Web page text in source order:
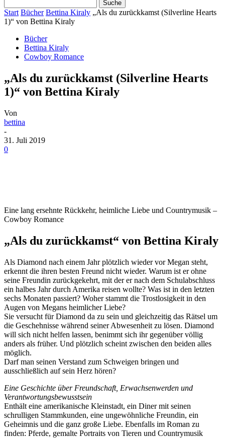
Start Bücher Bettina Kiraly „Als du zurückkamst (Silverline Hearts
1)“ von Bettina Kiraly
Bücher
Bettina Kiraly
Cowboy Romance
„Als du zurückkamst (Silverline Hearts
1)“ von Bettina Kiraly
Von
bettina
-
31. Juli 2019
0
Eine lang ersehnte Rückkehr, heimliche Liebe und Countrymusik –
Cowboy Romance
„Als du zurückkamst“ von Bettina Kiraly
Als Diamond nach einem Jahr plötzlich wieder vor Megan steht,
erkennt die ihren besten Freund nicht wieder. Warum ist er ohne
seine Freundin zurückgekehrt, mit der er nach dem Schulabschluss
ein halbes Jahr durch Amerika reisen wollte? Was ist in den letzten
sechs Monaten passiert? Woher stammt die Trostlosigkeit in den
Augen von Megans heimlicher Liebe?
Sie versucht für Diamond da zu sein und gleichzeitig das Rätsel um
die Geschehnisse während seiner Abwesenheit zu lösen. Diamond
will sich nicht helfen lassen, benimmt sich ihr gegenüber völlig
anders als früher. Und plötzlich scheint zwischen den beiden alles
möglich.
Darf man seinen Verstand zum Schweigen bringen und
ausschließlich auf sein Herz hören?
Eine Geschichte über Freundschaft, Erwachsenwerden und
Verantwortungsbewusstsein
Enthält eine amerikanische Kleinstadt, ein Diner mit seinen
schrulligen Stammkunden, eine ungewöhnliche Freundin, ein
Geheimnis und die ganz große Liebe. Ebenfalls im Roman zu
finden: Pferde, gemalte Portraits von Tieren und Countrymusik